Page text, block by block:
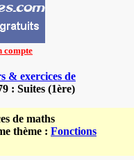
compte
& exercices de
: Suites (1ère)
de maths
thème : Fonctions